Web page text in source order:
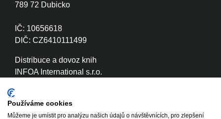
789 72 Dubicko
IČ: 10656618
DIČ: CZ6410111499
Distribuce a dovoz knih
INFOA International s.r.o.
Používáme cookies
Můžeme je umístit pro analýzu našich údajů o návštěvnících, pro zlepšení